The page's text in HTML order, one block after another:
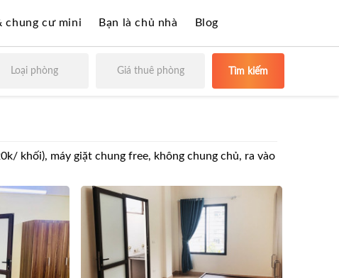
chung cư mini Bạn là chủ nhà Blog
Tìm kiếm
Giá thuê phòng
Loại phòng
khối), máy giặt chung free, không chung chủ, ra vào